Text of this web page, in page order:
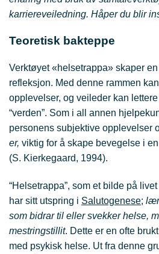
karriereveiledning. Håper du blir
Teoretisk bakteppe
Verktøyet «helsetrappa» skaper
refleksjon. Med denne rammen
opplevelser, og veileder kan
“verden”. Som i all annen
personens subjektive opplevelser
er, viktig for å skape bevegelse i
(S. Kierkegaard, 1994).
“Helsetrappa”, som et bilde på
har sitt utspring i Salutogenese;
som bidrar til eller svekker helse,
mestringstillit. Dette er en ofte
med psykisk helse. Ut fra denne